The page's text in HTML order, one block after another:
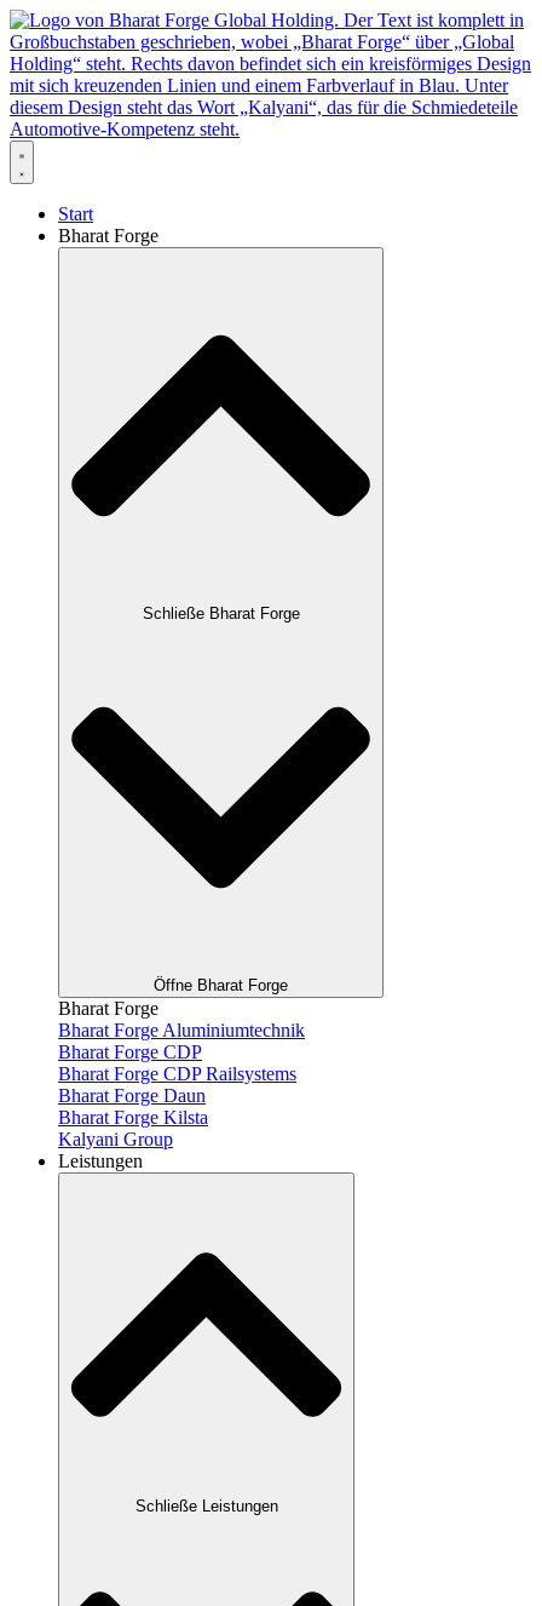
Zum
Inhalt
springen
Start
Bharat Forge
Schließe Bharat Forge
Öffne Bharat Forge
Bharat Forge
Bharat Forge Aluminiumtechnik
Bharat Forge CDP
Bharat Forge CDP Railsystems
Bharat Forge Daun
Bharat Forge Kilsta
Kalyani Group
Leistungen
Schließe Leistungen